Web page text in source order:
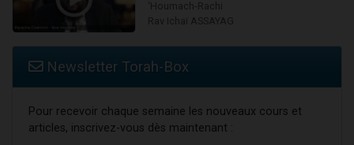
Newsletter Torah-Box
Pour recevoir chaque semaine les nouveaux cours et
articles, inscrivez-vous dès maintenant :